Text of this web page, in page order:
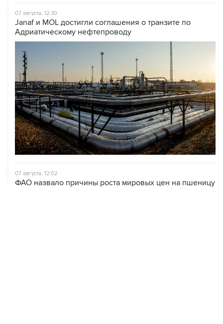
07 августа, 12:30
Janaf и MOL достигли соглашения о транзите по
Адриатическому нефтепроводу
07 августа, 12:02
ФАО назвало причины роста мировых цен на пшеницу